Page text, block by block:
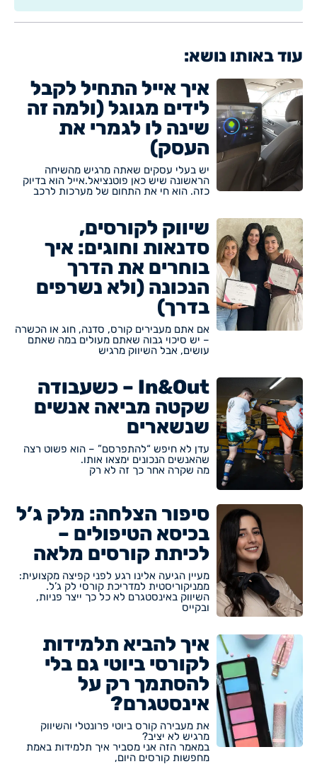
עוד באותו נושא:
איך אייל התחיל לקבל
לידים מגוגל (ולמה זה
שינה לו לגמרי את
העסק)
יש בעלי עסקים שאתה מרגיש מהשיחה
הראשונה שיש כאן פוטנציאל.אייל הוא בדיוק
כזה. הוא חי את התחום של מערכות לרכב
שיווק לקורסים,
סדנאות וחוגים: איך
בוחרים את הדרך
הנכונה (ולא נשרפים
בדרך)
אם אתם מעבירים קורס, סדנה, חוג או הכשרה
– יש סיכוי גבוה שאתם מעולים במה שאתם
עושים, אבל השיווק מרגיש
In&Out – כשעבודה
שקטה מביאה אנשים
שנשארים
עדן לא חיפש “להתפרסם” – הוא פשוט רצה
שהאנשים הנכונים ימצאו אותו.
מה שקרה אחר כך זה לא רק
סיפור הצלחה: מלק ג’ל
בכיסא הטיפולים –
לכיתת קורסים מלאה
מעיין הגיעה אלינו רגע לפני קפיצה מקצועית:
ממניקוריסטית למדריכת קורסי לק ג’ל.
השיווק באינסטגרם לא כל כך ייצר פניות,
ובקייס
איך להביא תלמידות
לקורסי ביוטי גם בלי
להסתמך רק על
אינסטגרם?
את מעבירה קורס ביוטי פרונטלי והשיווק
מרגיש לא יציב?
במאמר הזה אני מסביר איך תלמידות באמת
מחפשות קורסים היום,